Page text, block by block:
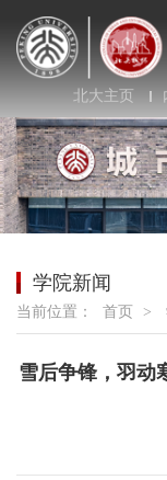
北大主页
学院新闻
当前位置： 首页 >
雪后争锋，羽动